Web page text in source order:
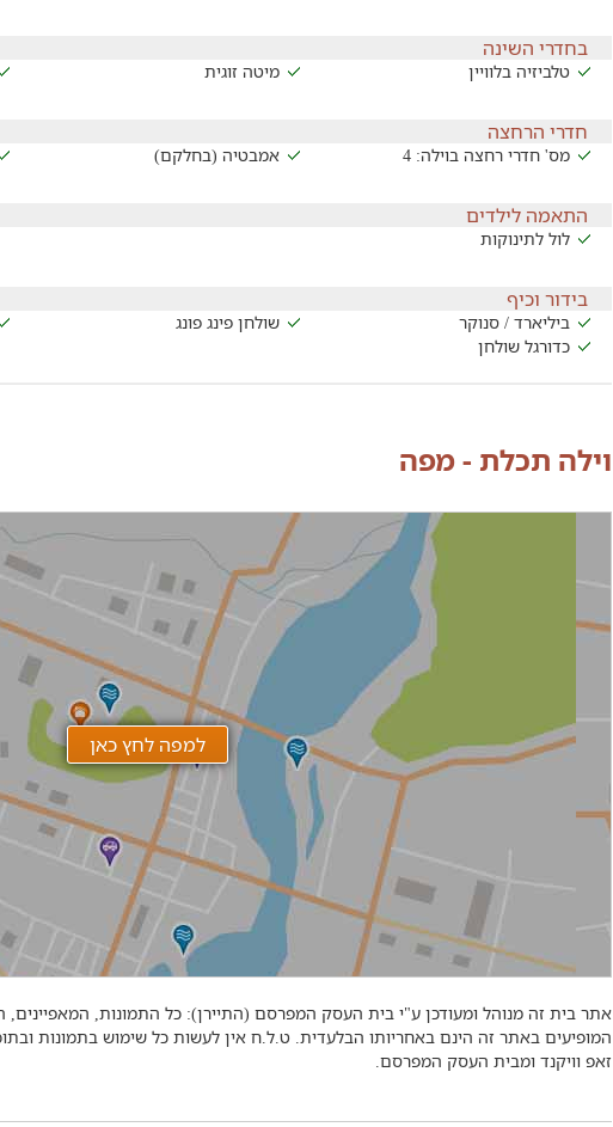
בחדרי השינה
טלביזיה בלוויין מיטה זוגית
חדרי הרחצה
מס' חדרי רחצה בוילה: 4 אמבטיה (בחלקם)
התאמה לילדים
לול לתינוקות
בידור וכיף
ביליארד / סנוקר שולחן פינג פונג
כדורגל שולחן
וילה תכלת - מפה
אתר בית זה מנוהל ומעודכן ע"י בית העסק המפרסם (התיירן): כל התמונות, המאפיינים,
המופיעים באתר זה הינם באחריותו הבלעדית. ט.ל.ח אין לעשות כל שימוש בתמונות
זאפ וויקנד ומבית העסק המפרסם.